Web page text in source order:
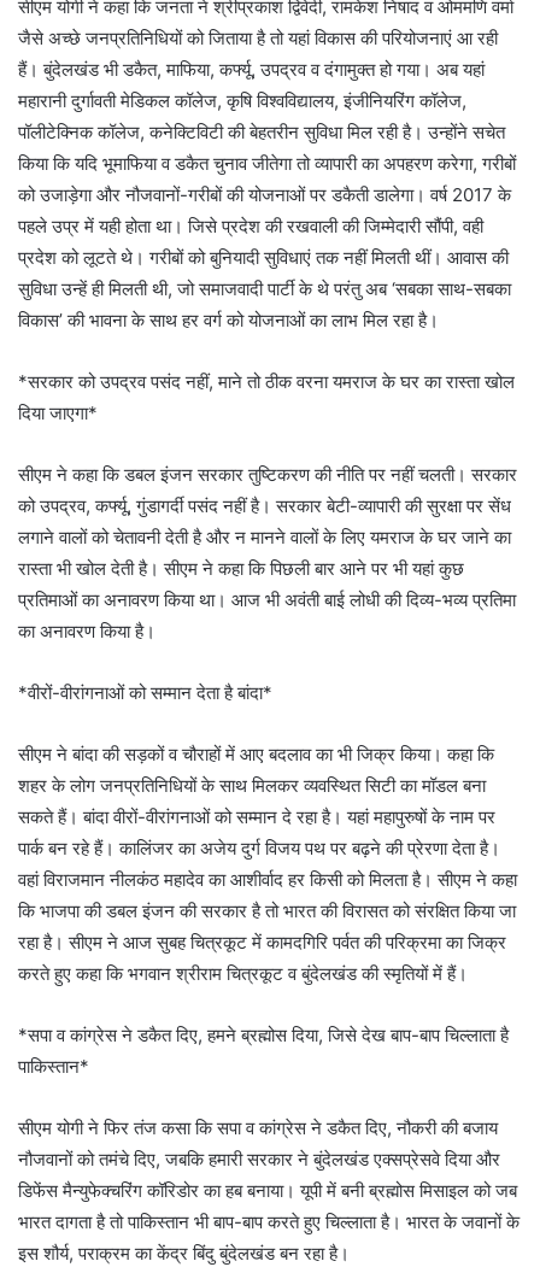
सीएम योगी ने कहा कि जनता ने श्रीप्रकाश द्विवेदी, रामकेश निषाद व ओममणि वर्मा
जैसे अच्छे जनप्रतिनिधियों को जिताया है तो यहां विकास की परियोजनाएं आ रही
हैं। बुंदेलखंड भी डकैत, माफिया, कर्फ्यू, उपद्रव व दंगामुक्त हो गया। अब यहां
महारानी दुर्गावती मेडिकल कॉलेज, कृषि विश्वविद्यालय, इंजीनियरिंग कॉलेज,
पॉलीटेक्निक कॉलेज, कनेक्टिविटी की बेहतरीन सुविधा मिल रही है। उन्होंने सचेत
किया कि यदि भूमाफिया व डकैत चुनाव जीतेगा तो व्यापारी का अपहरण करेगा, गरीबों
को उजाड़ेगा और नौजवानों-गरीबों की योजनाओं पर डकैती डालेगा। वर्ष 2017 के
पहले उप्र में यही होता था। जिसे प्रदेश की रखवाली की जिम्मेदारी सौंपी, वही
प्रदेश को लूटते थे। गरीबों को बुनियादी सुविधाएं तक नहीं मिलती थीं। आवास की
सुविधा उन्हें ही मिलती थी, जो समाजवादी पार्टी के थे परंतु अब ‘सबका साथ-सबका
विकास’ की भावना के साथ हर वर्ग को योजनाओं का लाभ मिल रहा है।
*सरकार को उपद्रव पसंद नहीं, माने तो ठीक वरना यमराज के घर का रास्ता खोल
दिया जाएगा*
सीएम ने कहा कि डबल इंजन सरकार तुष्टिकरण की नीति पर नहीं चलती। सरकार
को उपद्रव, कर्फ्यू, गुंडागर्दी पसंद नहीं है। सरकार बेटी-व्यापारी की सुरक्षा पर सेंध
लगाने वालों को चेतावनी देती है और न मानने वालों के लिए यमराज के घर जाने का
रास्ता भी खोल देती है। सीएम ने कहा कि पिछली बार आने पर भी यहां कुछ
प्रतिमाओं का अनावरण किया था। आज भी अवंती बाई लोधी की दिव्य-भव्य प्रतिमा
का अनावरण किया है।
*वीरों-वीरांगनाओं को सम्मान देता है बांदा*
सीएम ने बांदा की सड़कों व चौराहों में आए बदलाव का भी जिक्र किया। कहा कि
शहर के लोग जनप्रतिनिधियों के साथ मिलकर व्यवस्थित सिटी का मॉडल बना
सकते हैं। बांदा वीरों-वीरांगनाओं को सम्मान दे रहा है। यहां महापुरुषों के नाम पर
पार्क बन रहे हैं। कालिंजर का अजेय दुर्ग विजय पथ पर बढ़ने की प्रेरणा देता है।
वहां विराजमान नीलकंठ महादेव का आशीर्वाद हर किसी को मिलता है। सीएम ने कहा
कि भाजपा की डबल इंजन की सरकार है तो भारत की विरासत को संरक्षित किया जा
रहा है। सीएम ने आज सुबह चित्रकूट में कामदगिरि पर्वत की परिक्रमा का जिक्र
करते हुए कहा कि भगवान श्रीराम चित्रकूट व बुंदेलखंड की स्मृतियों में हैं।
*सपा व कांग्रेस ने डकैत दिए, हमने ब्रह्मोस दिया, जिसे देख बाप-बाप चिल्लाता है
पाकिस्तान*
सीएम योगी ने फिर तंज कसा कि सपा व कांग्रेस ने डकैत दिए, नौकरी की बजाय
नौजवानों को तमंचे दिए, जबकि हमारी सरकार ने बुंदेलखंड एक्सप्रेसवे दिया और
डिफेंस मैन्युफेक्चरिंग कॉरिडोर का हब बनाया। यूपी में बनी ब्रह्मोस मिसाइल को जब
भारत दागता है तो पाकिस्तान भी बाप-बाप करते हुए चिल्लाता है। भारत के जवानों के
इस शौर्य, पराक्रम का केंद्र बिंदु बुंदेलखंड बन रहा है।